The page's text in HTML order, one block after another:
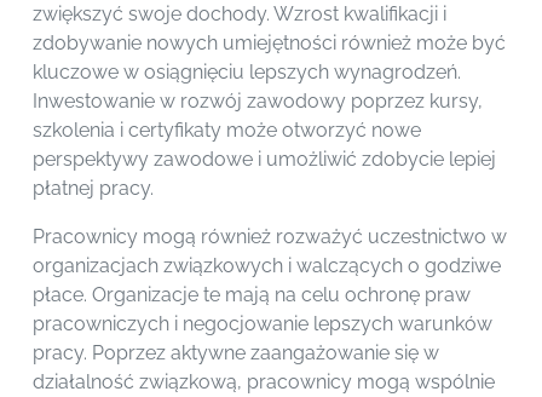
zwiększyć swoje dochody. Wzrost kwalifikacji i
zdobywanie nowych umiejętności również może być
kluczowe w osiągnięciu lepszych wynagrodzeń.
Inwestowanie w rozwój zawodowy poprzez kursy,
szkolenia i certyfikaty może otworzyć nowe
perspektywy zawodowe i umożliwić zdobycie lepiej
płatnej pracy.
Pracownicy mogą również rozważyć uczestnictwo w
organizacjach związkowych i walczących o godziwe
płace. Organizacje te mają na celu ochronę praw
pracowniczych i negocjowanie lepszych warunków
pracy. Poprzez aktywne zaangażowanie się w
działalność związkową, pracownicy mogą wspólnie